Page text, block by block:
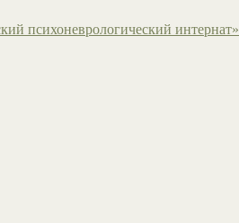
психоневрологический интернат»